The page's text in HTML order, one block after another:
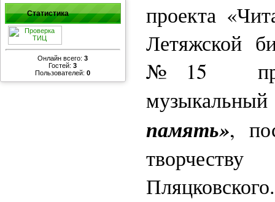
Статистика
Онлайн всего:3
Гостей:3
Пользователей:0
проекта
Летяжской
№15
память»,